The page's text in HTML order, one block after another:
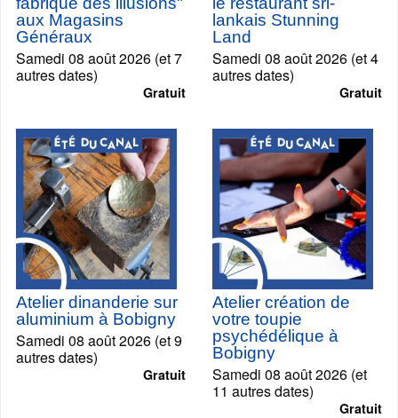
aux Magasins
Généraux
Samedi 08 août 2026 (et 7
autres dates)
Gratuit
lankais Stunning
Land
Samedi 08 août 2026 (et 4
autres dates)
Gratuit
Atelier dinanderie sur
aluminium à Bobigny
Samedi 08 août 2026 (et 9
autres dates)
Gratuit
Atelier création de
votre toupie
psychédélique à
Bobigny
Samedi 08 août 2026 (et
11 autres dates)
Gratuit